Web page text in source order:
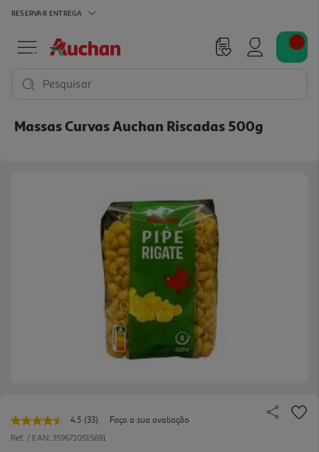
RESERVAR ENTREGA
Pesquisar
Massas Curvas Auchan Riscadas 500g
4.5 Leu
33
(33)
Faça a sua avaliação
Ref. / EAN: 3596710515691